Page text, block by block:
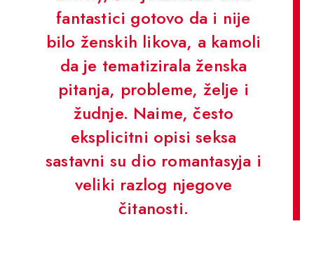
fantastici gotovo da i nije
bilo ženskih likova, a kamoli
da je tematizirala ženska
pitanja, probleme, želje i
žudnje. Naime, često
eksplicitni opisi seksa
sastavni su dio romantasyja i
veliki razlog njegove
čitanosti.